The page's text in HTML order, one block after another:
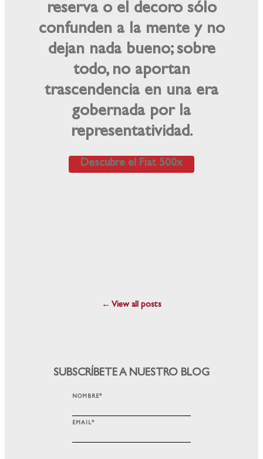
reserva o el decoro sólo
confunden a la mente y no
dejan nada bueno; sobre
todo, no aportan
trascendencia en una era
gobernada por la
representatividad.
Descubre el Fiat 500x
← View all posts
SUBSCRÍBETE A NUESTRO BLOG
NOMBRE*
EMAIL*